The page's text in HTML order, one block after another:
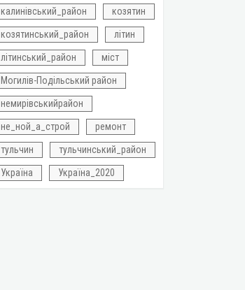
калинівський_район козятин
козятинський_район літин
літинський_район міст
Могилів-Подільський район
немирівськийрайон
не_ной_а_строй ремонт
тульчин тульчинський_район
Україна Україна_2020